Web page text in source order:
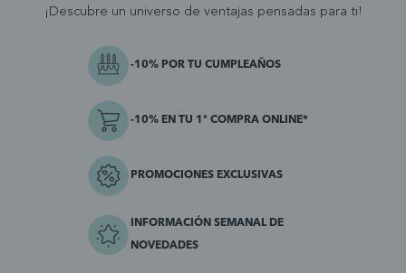
¡Descubre un universo de ventajas pensadas para ti!
-10% POR TU CUMPLEAÑOS
-10% EN TU 1ª COMPRA ONLINE*
PROMOCIONES EXCLUSIVAS
INFORMACIÓN SEMANAL DE
NOVEDADES